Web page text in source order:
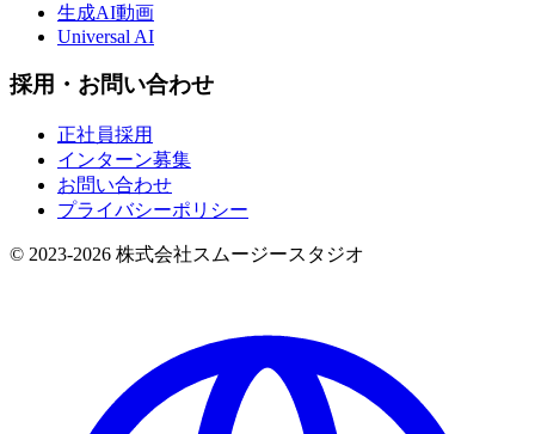
生成AI動画
Universal AI
採用・お問い合わせ
正社員採用
インターン募集
お問い合わせ
プライバシーポリシー
© 2023-2026 株式会社スムージースタジオ